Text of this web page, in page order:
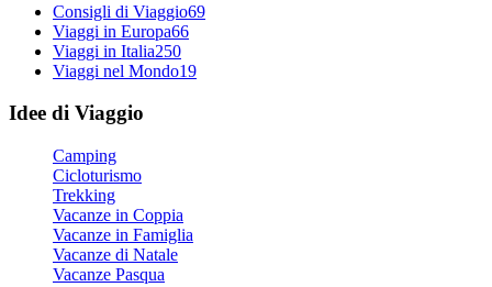
Consigli di Viaggio69
Viaggi in Europa66
Viaggi in Italia250
Viaggi nel Mondo19
Idee di Viaggio
Camping
Cicloturismo
Trekking
Vacanze in Coppia
Vacanze in Famiglia
Vacanze di Natale
Vacanze Pasqua